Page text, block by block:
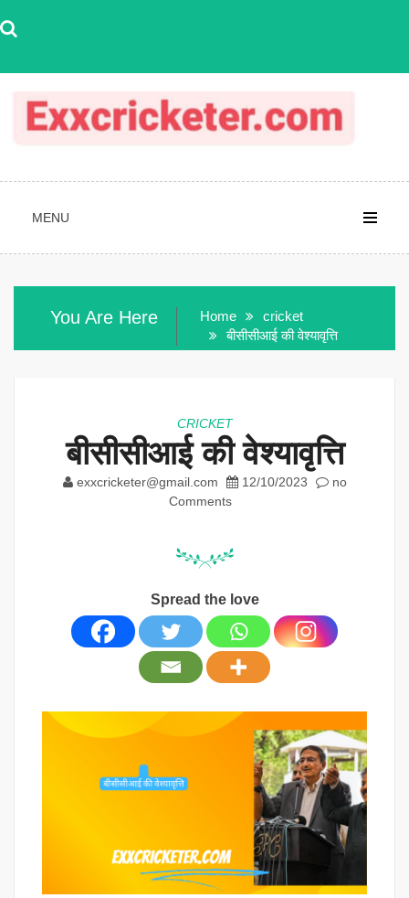
to
MENU
You Are Here Home
cricket
बीसीसीआई की वेश्यावृत्ति
CRICKET
बीसीसीआई की वेश्यावृत्ति
exxcricketer@gmail.com 12/10/2023
no
Comments
Spread the love